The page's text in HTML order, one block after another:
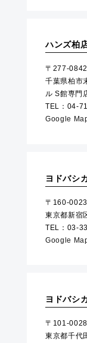
ハンズ柏
〒277-0842
千葉県柏市
ル S館専門
TEL：04-
Google
ヨドバシ
〒160-0023
東京都新宿
TEL：03-
Google
ヨドバシ
〒101-0028
東京都千代